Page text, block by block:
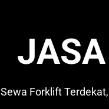
Sewa Forklift